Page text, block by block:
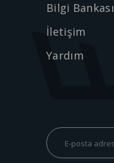
Bilgi Bankası
İletişim
Yardım